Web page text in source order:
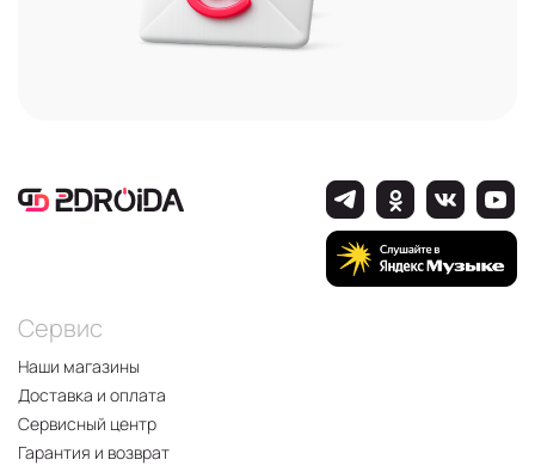
Сервис
Наши магазины
Доставка и оплата
Сервисный центр
Гарантия и возврат